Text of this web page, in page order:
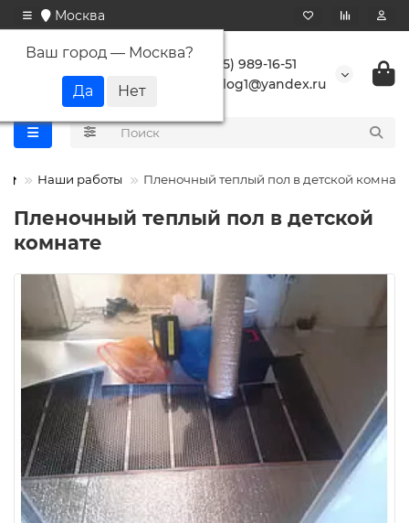
Москва
Ваш город — Москва?
+7 (495) 989-16-51
buranlog1@yandex.ru
Наши работы Пленочный теплый пол в детской комнате
Пленочный теплый пол в детской
комнате